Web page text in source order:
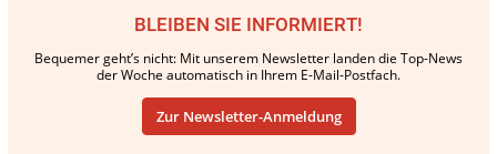
BLEIBEN SIE INFORMIERT!
Bequemer geht’s nicht: Mit unserem Newsletter landen die Top-News
der Woche automatisch in Ihrem E-Mail-Postfach.
Zur Newsletter-Anmeldung